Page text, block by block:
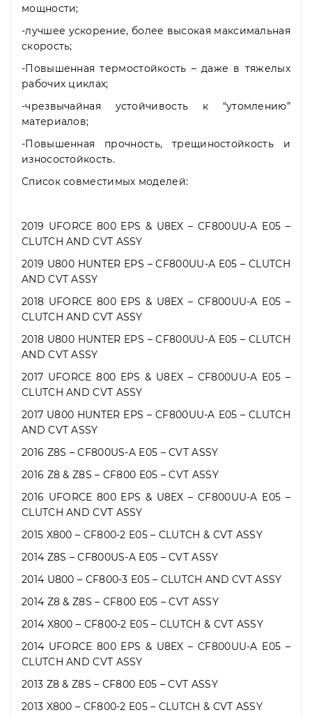
мощности;
-лучшее ускорение, более высокая максимальная
скорость;
-Повышенная термостойкость – даже в тяжелых
рабочих циклах;
-чрезвычайная устойчивость к “утомлению”
материалов;
-Повышенная прочность, трещиностойкость и
износостойкость.
Список совместимых моделей:
2019 UFORCE 800 EPS & U8EX – CF800UU-A E05 –
CLUTCH AND CVT ASSY
2019 U800 HUNTER EPS – CF800UU-A E05 – CLUTCH
AND CVT ASSY
2018 UFORCE 800 EPS & U8EX – CF800UU-A E05 –
CLUTCH AND CVT ASSY
2018 U800 HUNTER EPS – CF800UU-A E05 – CLUTCH
AND CVT ASSY
2017 UFORCE 800 EPS & U8EX – CF800UU-A E05 –
CLUTCH AND CVT ASSY
2017 U800 HUNTER EPS – CF800UU-A E05 – CLUTCH
AND CVT ASSY
2016 Z8S – CF800US-A E05 – CVT ASSY
2016 Z8 & Z8S – CF800 E05 – CVT ASSY
2016 UFORCE 800 EPS & U8EX – CF800UU-A E05 –
CLUTCH AND CVT ASSY
2015 X800 – CF800-2 E05 – CLUTCH & CVT ASSY
2014 Z8S – CF800US-A E05 – CVT ASSY
2014 U800 – CF800-3 E05 – CLUTCH AND CVT ASSY
2014 Z8 & Z8S – CF800 E05 – CVT ASSY
2014 X800 – CF800-2 E05 – CLUTCH & CVT ASSY
2014 UFORCE 800 EPS & U8EX – CF800UU-A E05 –
CLUTCH AND CVT ASSY
2013 Z8 & Z8S – CF800 E05 – CVT ASSY
2013 X800 – CF800-2 E05 – CLUTCH & CVT ASSY